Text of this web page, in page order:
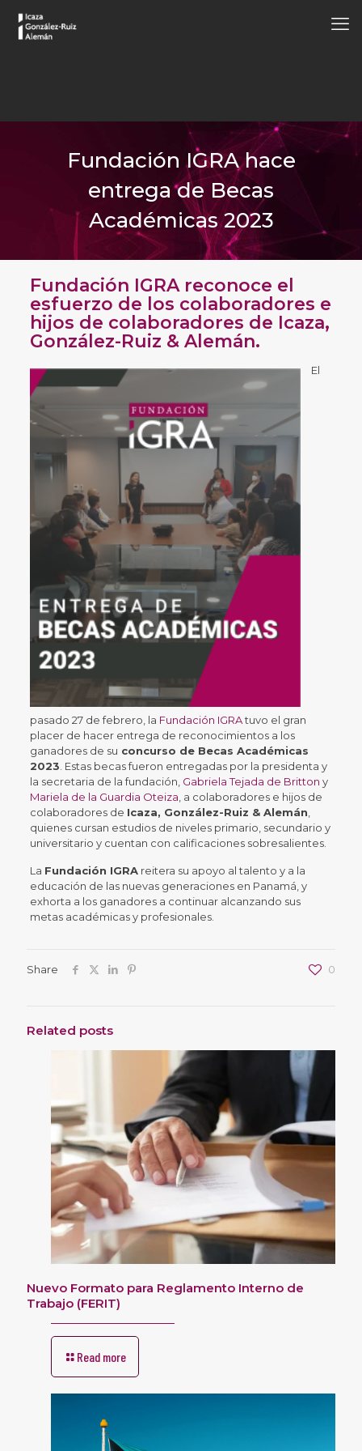
Fundación IGRA hace
entrega de Becas
Académicas 2023
Fundación IGRA reconoce el
esfuerzo de los colaboradores e
hijos de colaboradores de Icaza,
González-Ruiz & Alemán.
El
pasado 27 de febrero, la Fundación IGRAtuvo el gran
placer de hacer entrega de reconocimientos a los
ganadores de su concurso de Becas Académicas
2023 . Estas becas fueron entregadas por la presidenta y
la secretaria de la fundación, Gabriela Tejada de Britton y
Mariela de la Guardia Oteiza , a colaboradores e hijos de
colaboradores de Icaza, González-Ruiz & Alemán
quienes cursan estudios de niveles primario, secundario y
universitario y cuentan con calificaciones sobresalientes.
La Fundación IGRAreitera su apoyo al talento y a la
educación de las nuevas generaciones en Panamá, y
exhorta a los ganadores a continuar alcanzando sus
metas académicas y profesionales.
Share 0
Related posts
Nuevo Formato para Reglamento Interno de
Trabajo (FERIT)
Read more